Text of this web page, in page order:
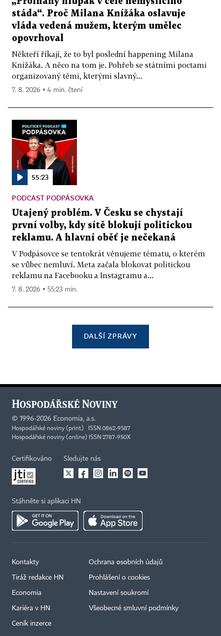
stáda“. Proč Milana Knížáka oslavuje
vláda vedená mužem, kterým umělec
opovrhoval
Někteří říkají, že to byl poslední happening Milana
Knížáka. A něco na tom je. Pohřeb se státními poctami
organizovaný těmi, kterými slavný...
7. 8. 2026 ▪ 4 min. čtení
55:23
PODCAST PODPÁSOVKA
Utajený problém. V Česku se chystají
první volby, kdy sítě blokují politickou
reklamu. A hlavní oběť je nečekaná
V Podpásovce se tentokrát věnujeme tématu, o kterém
se vůbec nemluví. Meta začala blokovat politickou
reklamu na Facebooku a Instagramu a...
7. 8. 2026 ▪ 55:23 min.
DALŠÍ ZPRÁVY
© 1996-2026 Economia, a.s.
Hospodářské noviny (print) ISSN 0862-9587
Hospodářské noviny (online) ISSN 2787-950X
Certifikováno Sledujte nás
Stáhněte si aplikaci HN
Kontakty
Tiráž redakce HN
Economia
Kariéra v HN
Ceník inzerce
Ochrana osobních údajů
Prohlášení o cookies
Nastavení soukromí
Všeobecné smluvní podmínky